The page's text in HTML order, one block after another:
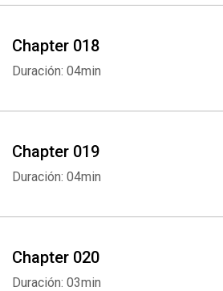
Chapter 018
Duración: 04min
Chapter 019
Duración: 04min
Chapter 020
Duración: 03min